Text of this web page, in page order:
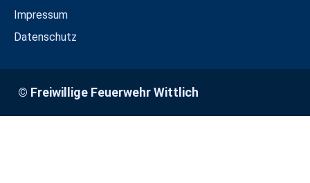
Impressum
Datenschutz
© Freiwillige Feuerwehr Wittlich